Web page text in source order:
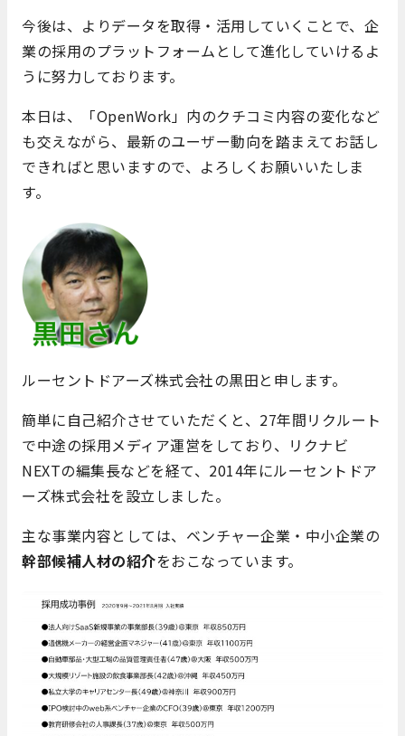
今後は、よりデータを取得・活用していくことで、企
業の採用のプラットフォームとして進化していけるよ
うに努力しております。
本日は、「OpenWork」内のクチコミ内容の変化など
も交えながら、最新のユーザー動向を踏まえてお話し
できればと思いますので、よろしくお願いいたしま
す。
ルーセントドアーズ株式会社の黒田と申します。
簡単に自己紹介させていただくと、27年間リクルート
で中途の採用メディア運営をしており、リクナビ
NEXTの編集長などを経て、2014年にルーセントドア
ーズ株式会社を設立しました。
主な事業内容としては、ベンチャー企業・中小企業の
幹部候補人材の紹介をおこなっています。